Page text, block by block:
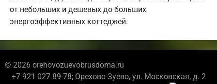
от небольших и дешевых до больших
энергоэффективных коттеджей.
© 2026 orehovozuevobrusdoma.ru
+7 921 027-89-78; Орехово-Зуево, ул. Московская, д. 2